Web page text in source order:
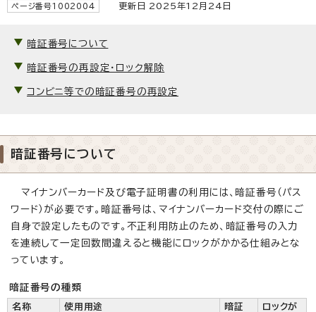
ページ番号1002004 更新日 2025年12月24日
暗証番号について
暗証番号の再設定・ロック解除
コンビニ等での暗証番号の再設定
暗証番号について
マイナンバーカード及び電子証明書の利用には、暗証番号（パス
ワード）が必要です。暗証番号は、マイナンバーカード交付の際にご
自身で設定したものです。不正利用防止のため、暗証番号の入力
を連続して一定回数間違えると機能にロックがかかる仕組みとな
っています。
暗証番号の種類
名称 使用用途
暗証
ロックが